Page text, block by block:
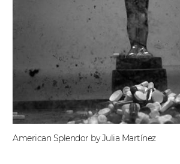
American Splendor by Julia Martínez